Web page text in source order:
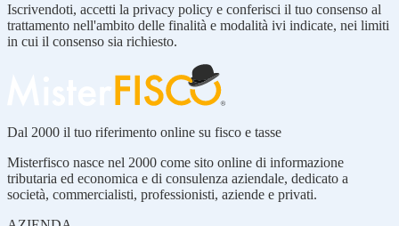
Iscrivendoti, accetti la privacy policy e conferisci il tuo consenso al
trattamento nell'ambito delle finalità e modalità ivi indicate, nei limiti
in cui il consenso sia richiesto.
Dal 2000 il tuo riferimento online su fisco e tasse
Misterfisco nasce nel 2000 come sito online di informazione
tributaria ed economica e di consulenza aziendale, dedicato a
società, commercialisti, professionisti, aziende e privati.